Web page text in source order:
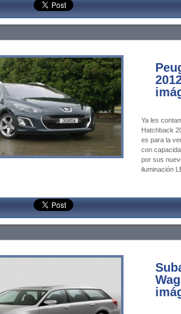
Ya les
Hatchback
es para la
con
por sus
iluminación